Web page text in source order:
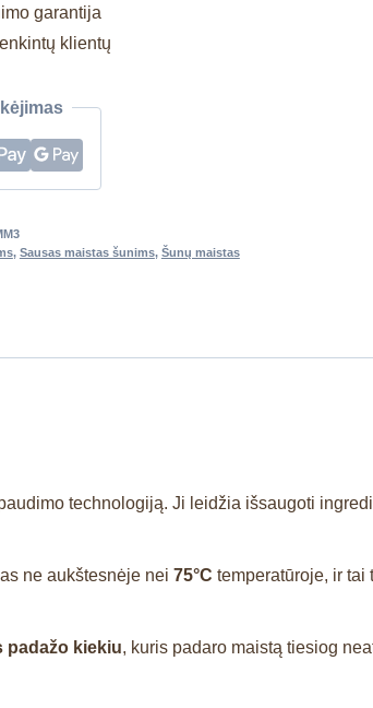
garantija
klientų
, Sausas maistas šunims, Šunų maistas
technologiją. Ji leidžia išsaugoti
ne aukštesnėje nei 75°C temperatūroje, ir tai
padažo kiekiu, kuris padaro maistą tiesiog